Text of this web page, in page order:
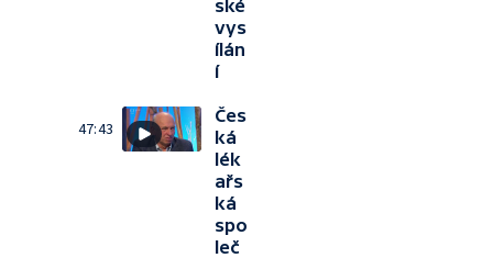
ské
vys
ílán
í
47:43
Čes
ká
lék
ařs
ká
spo
leč